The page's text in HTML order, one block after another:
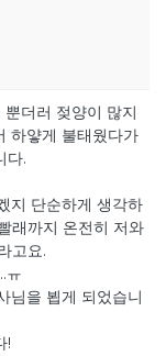
더러 젖양이 많지
하얗게 불태웠다가
다.
지 단순하게 생각하
래까지 온전히 저와
고요.
ㅠ
님을 뵙게 되었습니
!